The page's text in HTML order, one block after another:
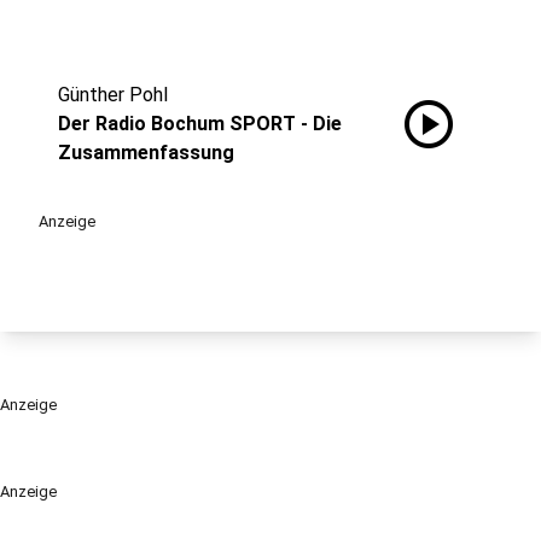
Anzeige
Günther Pohl
Der Radio Bochum SPORT - Die
Zusammenfassung
play_circle
Anzeige
Anzeige